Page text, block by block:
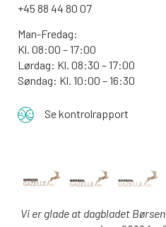
+45 88 44 80 07
Man-Fredag:
Kl. 08:00 – 17:00
Lørdag: Kl. 08:30 – 17:00
Søndag: Kl. 10:00 – 16:30
Se kontrolrapport
Vi er glade at dagbladet